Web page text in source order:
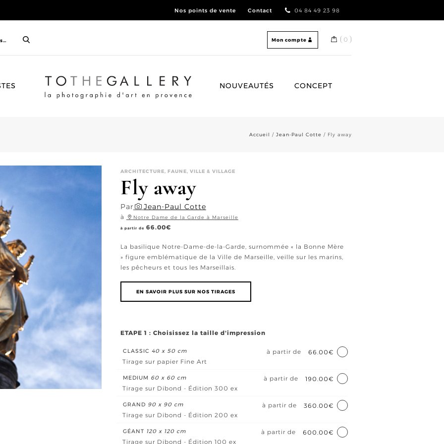
Nos points de vente Contact 04 84 49 23 98
Mon compte 0
ACCUEIL
NOUVEAUTÉS CONCEPT
Accueil / Jean-Paul Cotte / Fly away
ARCHITECTURE, FAUNE, VILLE & VILLAGE
Fly away
Par Jean-Paul Cotte
à Notre Dame de la Garde à Marseille
à partir de 66.00€
La basilique Notre-Dame-de-la-Garde, surnommée « la Bonne Mère
» figure emblématique de la Ville de Marseille, veille sur les marins,
les pêcheurs et tous les Marseillais.
EN SAVOIR PLUS SUR NOS TIRAGES
ETAPE 1 : Choisissez la taille d'impression
CLASSIC 40 x 50 cm à partir de
66.00€
Tirage sur papier Fine Art
MEDIUM 60 x 60 cm à partir de
190.00€
Tirage sur Dibond - Édition 300 ex
GRAND 90 x 90 cm à partir de
360.00€
Tirage sur Dibond - Édition 200 ex
GÉANT 120 x 120 cm à partir de
600.00€
Tirage sur Dibond - Édition 100 ex